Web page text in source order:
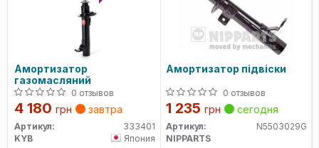
Амортизатор
газомасляний
0 отзывов
4 180 грн завтра
Артикул:
333401
KYB
Япония
Амортизатор підвіски
0 отзывов
1 235 грн сегодня
Артикул:
N5503029G
NIPPARTS